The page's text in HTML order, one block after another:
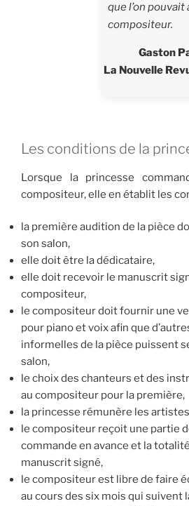
que l’on
compositeur.
Gaston
La Nouvelle
Les conditions de la
Lorsque la princesse
compositeur, elle en établit les
la première audition de la pièce
son salon,
elle doit être la dédicataire,
elle doit recevoir le manuscrit
compositeur,
le compositeur doit fournir une
pour piano et voix afin que
informelles de la pièce puissent
salon,
le choix des chanteurs et des
au compositeur pour la première,
la princesse rémunère les
le compositeur reçoit une partie
commande en avance et la
manuscrit signé,
le compositeur est libre de faire
au cours des six mois qui suivent